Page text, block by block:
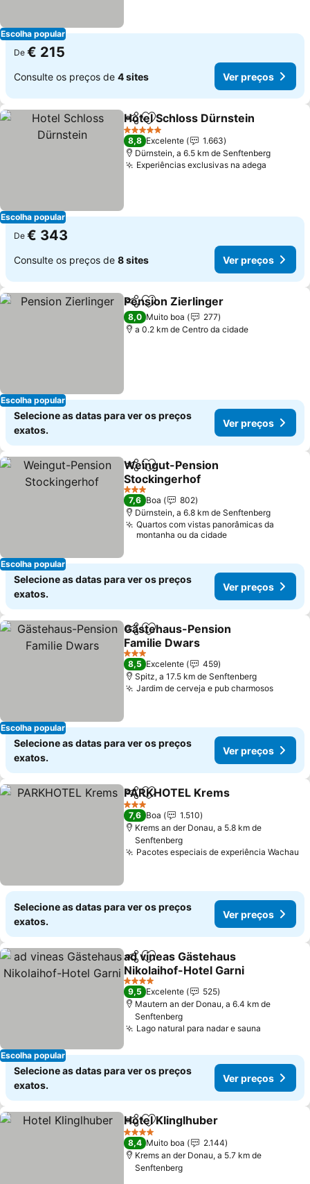
Escolha popular
De € 215
Consulte os preços de 4 sites Ver preços
Escolha popular
PartilharAdicionar aos favoritos
Hotel Schloss Dürnstein
5 Estrelas
8,8 Excelente
1.663
Dürnstein, a 6.5 km de Senftenberg
Experiências exclusivas na adega
De € 343
Consulte os preços de 8 sites Ver preços
Escolha popular
PartilharAdicionar aos favoritos
Pension Zierlinger
8,0 Muito boa
277
a 0.2 km de Centro da cidade
Selecione as datas para ver os preços
exatos.
Ver preços
Escolha popular
PartilharAdicionar aos favoritos
Weingut-Pension
Stockingerhof
Ver preços
3 Estrelas
7,6 Boa
802
Dürnstein, a 6.8 km de Senftenberg
Quartos com vistas panorâmicas da
montanha ou da cidade
Selecione as datas para ver os preços
exatos.
Ver preços
Escolha popular
PartilharAdicionar aos favoritos
Gästehaus-Pension
Familie Dwars
Ver preços
3 Estrelas
8,5 Excelente
459
Spitz, a 17.5 km de Senftenberg
Jardim de cerveja e pub charmososVer
Selecione as datas para ver os preços
exatos.
Ver preços
PartilharAdicionar aos favoritos
PARKHOTEL Krems
3 Estrelas
7,6 Boa
1.510
Krems an der Donau, a 5.8 km de
Senftenberg
Pacotes especiais de experiência Wachau
Selecione as datas para ver os preços
exatos.
Ver preços
Escolha popular
PartilharAdicionar aos favoritos
ad vineas Gästehaus
Nikolaihof-Hotel Garni
Ver preços
4 Estrelas
9,5 Excelente
525
Mautern an der Donau, a 6.4 km de
Senftenberg
Lago natural para nadar e sauna
Selecione as datas para ver os preços
exatos.
Ver preços
PartilharAdicionar aos favoritos
Hotel Klinglhuber
4 Estrelas
8,4 Muito boa
2.144
Krems an der Donau, a 5.7 km de
Senftenberg